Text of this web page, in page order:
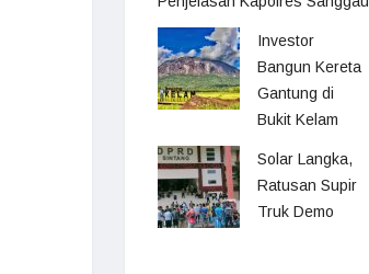
Investor
Bangun Kereta
Gantung di
Bukit Kelam
Solar Langka,
Ratusan Supir
Truk Demo